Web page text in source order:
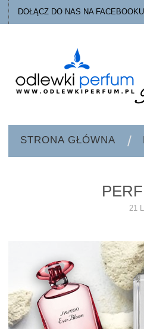
DOŁĄCZ DO NAS NA FACEBOOKU
STRONA GŁÓWNA
21